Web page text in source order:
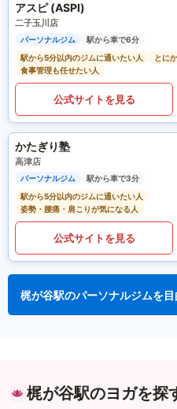
アスピ (ASPI)
二子玉川店
パーソナルジム
駅から車で6分
駅から5分以内のジムに通いたい人
とに
食事管理も任せたい人
公式サイトを見る
かたぎり塾
高津店
パーソナルジム
駅から車で3分
駅から5分以内のジムに通いたい人
姿勢・腰痛・肩こりが気になる人
公式サイトを見る
梶が谷駅のパーソナルジムを
梶が谷駅のヨガを探